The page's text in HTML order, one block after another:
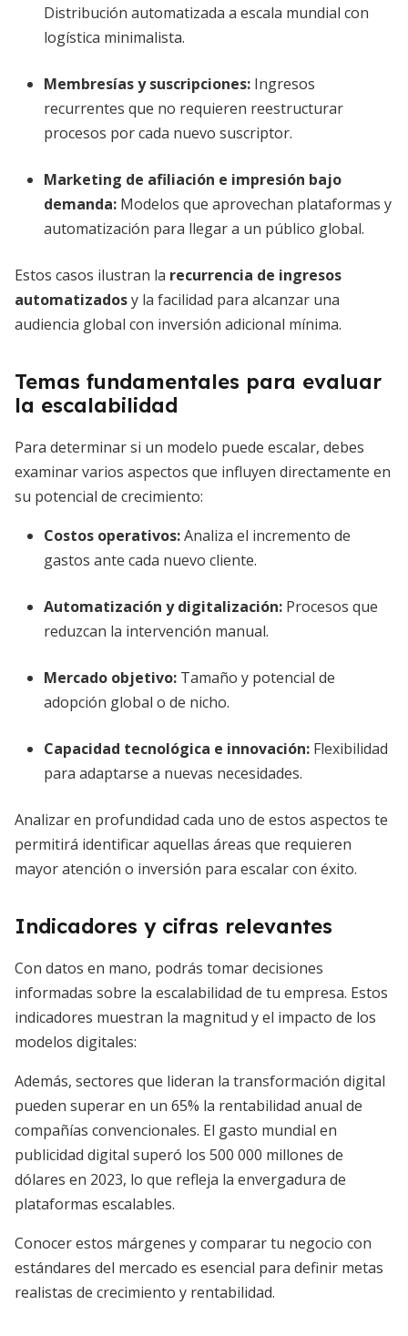
Distribución automatizada a escala mundial con
logística minimalista.
Membresías y suscripciones: Ingresos
recurrentes que no requieren reestructurar
procesos por cada nuevo suscriptor.
Marketing de afiliación e impresión bajo
demanda: Modelos que aprovechan plataformas y
automatización para llegar a un público global.
Estos casos ilustran la recurrencia de ingresos
automatizadosy la facilidad para alcanzar una
audiencia global con inversión adicional mínima.
Temas fundamentales para evaluar
la escalabilidad
Para determinar si un modelo puede escalar, debes
examinar varios aspectos que influyen directamente en
su potencial de crecimiento:
Costos operativos:Analiza el incremento de
gastos ante cada nuevo cliente.
Automatización y digitalización: Procesos que
reduzcan la intervención manual.
Mercado objetivo: Tamaño y potencial de
adopción global o de nicho.
Capacidad tecnológica e innovación: Flexibilidad
para adaptarse a nuevas necesidades.
Analizar en profundidad cada uno de estos aspectos te
permitirá identificar aquellas áreas que requieren
mayor atención o inversión para escalar con éxito.
Indicadores y cifras relevantes
Con datos en mano, podrás tomar decisiones
informadas sobre la escalabilidad de tu empresa. Estos
indicadores muestran la magnitud y el impacto de los
modelos digitales:
Además, sectores que lideran la transformación digital
pueden superar en un 65% la rentabilidad anual de
compañías convencionales. El gasto mundial en
publicidad digital superó los 500 000 millones de
dólares en 2023, lo que refleja la envergadura de
plataformas escalables.
Conocer estos márgenes y comparar tu negocio con
estándares del mercado es esencial para definir metas
realistas de crecimiento y rentabilidad.